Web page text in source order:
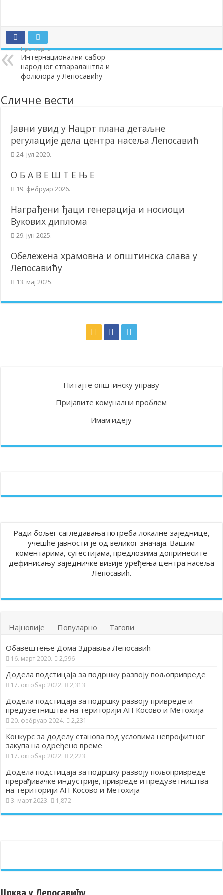
Полагањем венаца и свечаном академијом у Сочаници
Братске и пријатељске општине и грдови уручили поклон
ОБАВЕШТЕЊЕ – Бесплатан СкиПас 2024
Претходна
Интернационални сабор
народног стваралаштва и
фолклора у Лепосавићу
Сличне вести
Јавни увид у Нацрт плана детаљне
регулације дела центра насеља Лепосавић
24. јул 2020.
О Б А В Е Ш Т Е Њ Е
19. фебруар 2026.
Награђени ђаци генерација и носиоци
Вукових диплома
29. јун 2025.
Обележена храмовна и општинска слава у
Лепосавићу
13. мај 2025.
Питајте општинску управу
Пријавите комунални проблем
Имам идеју
Ради бољег сагледавања потреба локалне заједнице,
учешће јавности је од великог значаја. Вашим
коментарима, сугестијама, предлозима допринесите
дефинисању заједничке визије уређења центра насеља
Лепосавић.
Најновије Популарно Тагови
Обавештење Дома Здравља Лепосавић
16. март 2020. 2,596
Додела подстицаја за подршку развоју пољопривреде
17. октобар 2022. 2,313
Додела подстицаја за подршку развоју привреде и
предузетништва на територији АП Косово и Метохија
20. фебруар 2024. 2,231
Конкурс за доделу станова под условима непрофитног
закупа на одређено време
17. октобар 2022. 2,223
Додела подстицаја за подршку развоју пољопривреде –
прерађивачке индустрије, привреде и предузетништва
на територији АП Косово и Метохија
3. март 2023. 1,872
Црква у Лепосавићу